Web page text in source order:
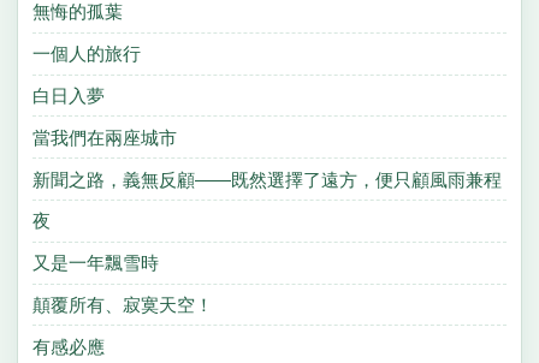
無悔的孤葉
一個人的旅行
白日入夢
當我們在兩座城市
新聞之路，義無反顧——既然選擇了遠方，便只顧風雨兼程
夜
又是一年飄雪時
顛覆所有、寂寞天空！
有感必應